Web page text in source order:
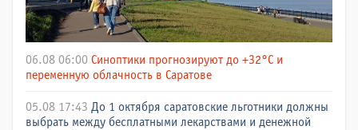
06.08 06:00 Синоптики прогнозируют до +32°C и
переменную облачность в Саратове
05.08 17:43 До 1 октября саратовские льготники должны
выбрать между бесплатными лекарствами и денежной